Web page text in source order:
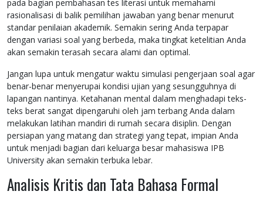
pada bagian pembahasan tes literasi untuk memahami
rasionalisasi di balik pemilihan jawaban yang benar menurut
standar penilaian akademik. Semakin sering Anda terpapar
dengan variasi soal yang berbeda, maka tingkat ketelitian Anda
akan semakin terasah secara alami dan optimal.
Jangan lupa untuk mengatur waktu simulasi pengerjaan soal agar
benar-benar menyerupai kondisi ujian yang sesungguhnya di
lapangan nantinya. Ketahanan mental dalam menghadapi teks-
teks berat sangat dipengaruhi oleh jam terbang Anda dalam
melakukan latihan mandiri di rumah secara disiplin. Dengan
persiapan yang matang dan strategi yang tepat, impian Anda
untuk menjadi bagian dari keluarga besar mahasiswa IPB
University akan semakin terbuka lebar.
Analisis Kritis dan Tata Bahasa Formal